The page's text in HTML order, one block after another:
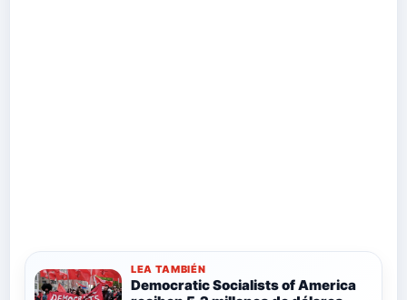
LEA TAMBIÉN
Democratic Socialists of America